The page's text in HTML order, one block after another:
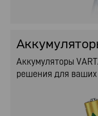
Аккумуляторы
решения для ваших